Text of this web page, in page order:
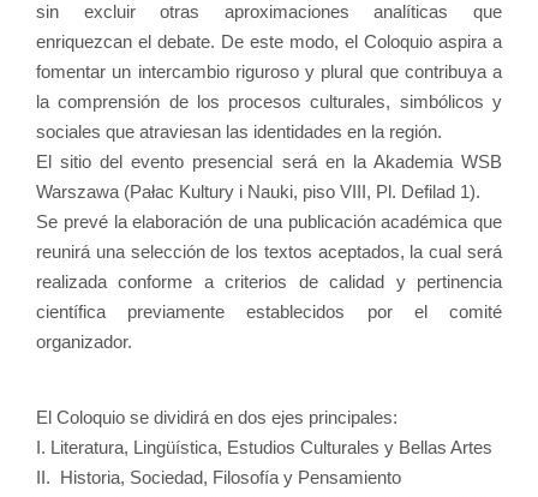
sin excluir otras aproximaciones analíticas que
enriquezcan el debate. De este modo, el Coloquio aspira a
fomentar un intercambio riguroso y plural que contribuya a
la comprensión de los procesos culturales, simbólicos y
sociales que atraviesan las identidades en la región.
El sitio del evento presencial será en la Akademia WSB
Warszawa (Pałac Kultury i Nauki, piso VIII, Pl. Defilad 1).
Se prevé la elaboración de una publicación académica que
reunirá una selección de los textos aceptados, la cual será
realizada conforme a criterios de calidad y pertinencia
científica previamente establecidos por el comité
organizador.
El Coloquio se dividirá en dos ejes principales:
I. Literatura, Lingüística, Estudios Culturales y Bellas Artes
II. Historia, Sociedad, Filosofía y Pensamiento